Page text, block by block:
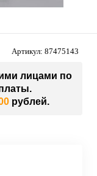
Артикул: 87475143
лицами по
рублей.